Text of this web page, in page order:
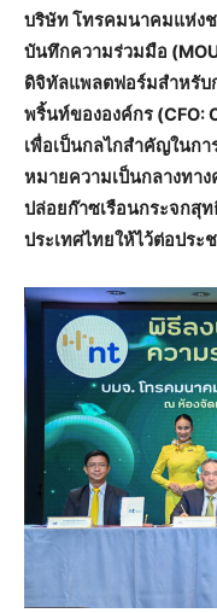
บริษัท โทรคมนาคมแห่ง
บันทึกความร่วมมือ
ดิจิทัลแพลตฟอร์มสำหรั
พริ้นท์ขององค์กร (CFO:
เพื่อเป็นกลไกสำคัญในก
หมายความเป็นกลางทา
ปล่อยก๊าซเรือนกระจกสุ
ประเทศไทยให้ไว้ต่อประ